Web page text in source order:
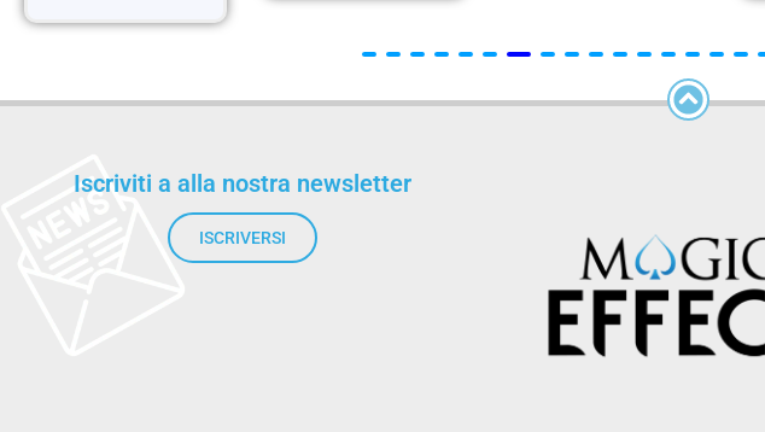
Iscriviti a alla nostra newsletter
ISCRIVERSI